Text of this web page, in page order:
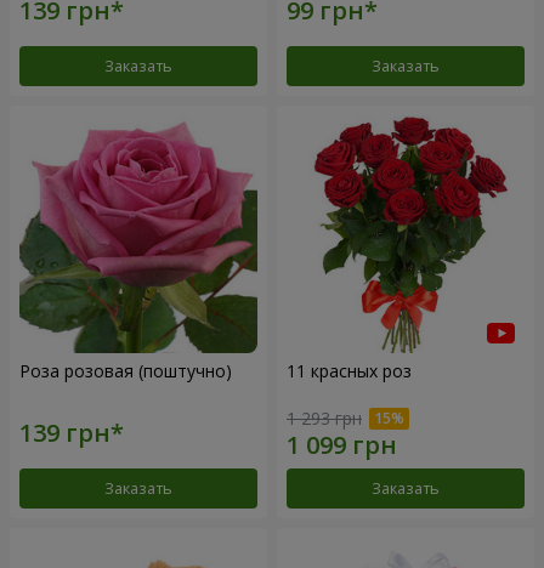
Заказать Заказать
Роза розовая (поштучно)
Заказать
11 красных роз
1 293 грн
Заказать